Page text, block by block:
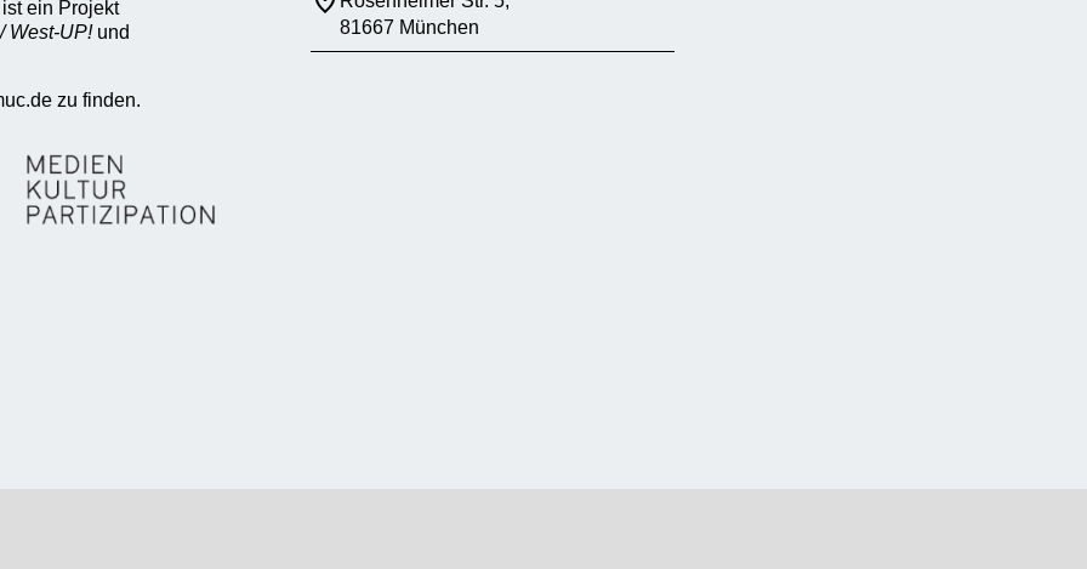
ein Projekt
West-UP!und
zu finden.
81667 München